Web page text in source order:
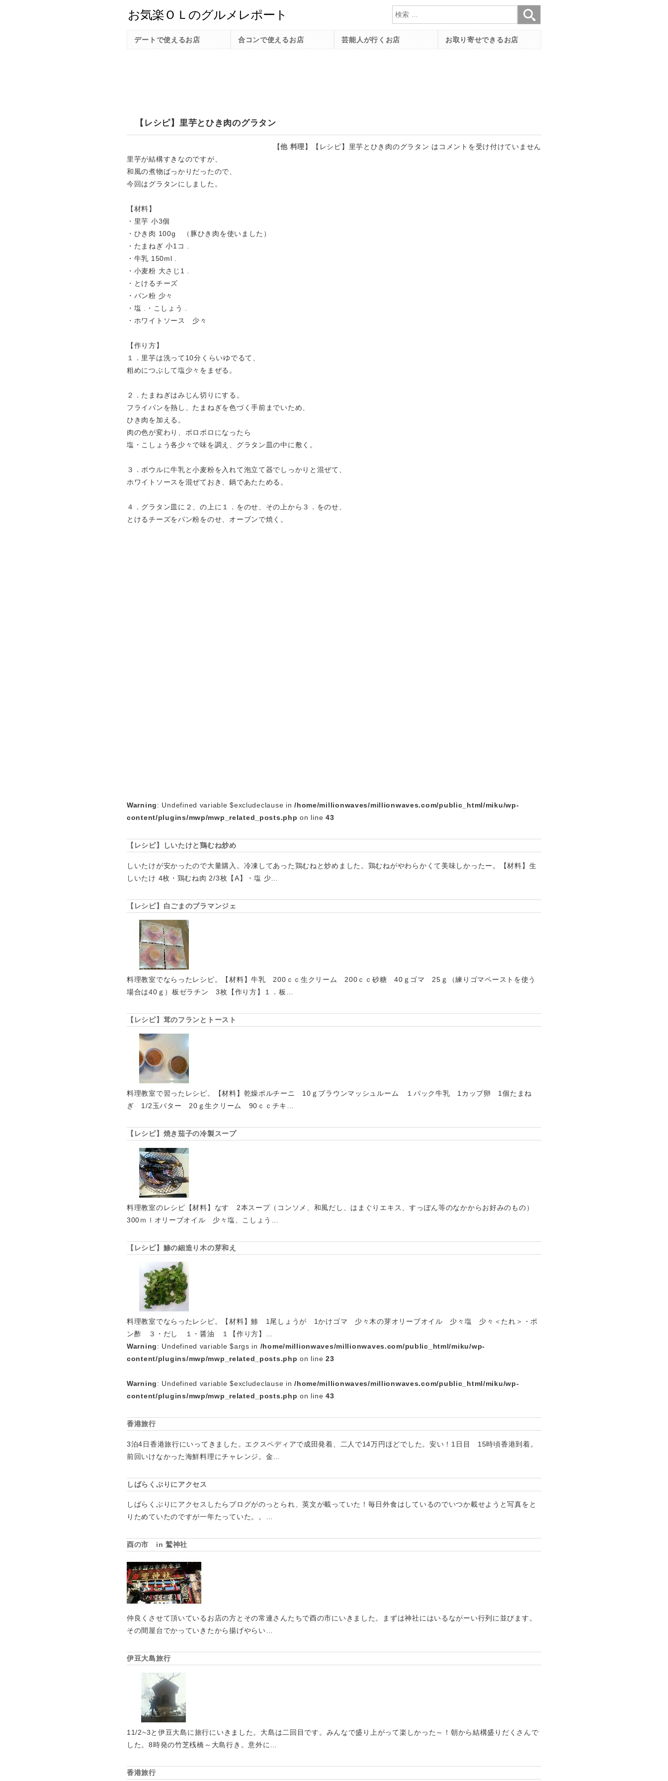
検索
【レシピ】里芋とひき肉のグラタン
【他 料理】 【レシピ】里芋とひき肉のグラタン は コメントを受け付けていません
里芋が結構すきなのですが、
和風の煮物ばっかりだったので、
今回はグラタンにしました。
【材料】
・里芋 小3個
・ひき肉 100g （豚ひき肉を使いました）
・たまねぎ 小1コ .
・牛乳 150ml .
・小麦粉 大さじ1 .
・とけるチーズ
・パン粉 少々
・塩 .・こしょう .
・ホワイトソース 少々
【作り方】
１．里芋は洗って10分くらいゆでるて、
粗めにつぶして塩少々をまぜる。
２．たまねぎはみじん切りにする。
フライパンを熱し、たまねぎを色づく手前までいため、
ひき肉を加える。
肉の色が変わり、ポロポロになったら
塩・こしょう各少々で味を調え、グラタン皿の中に敷く。
３．ボウルに牛乳と小麦粉を入れて泡立て器でしっかりと混ぜて、
ホワイトソースを混ぜておき、鍋であたためる。
４．グラタン皿に２、の上に１．をのせ、その上から３．をのせ、
とけるチーズをパン粉をのせ、オーブンで焼く。
Warning: Undefined variable $excludeclause in/home/millionwaves/millionwaves.com/public_html/miku/wp-
content/plugins/mwp/mwp_related_posts.php on line43
【レシピ】しいたけと鶏むね炒め
しいたけが安かったので大量購入。冷凍してあった鶏むねと炒めました。鶏むねがやわらかくて美味しかったー。【材料】生
しいたけ 4枚・鶏むね肉 2/3枚【A】・塩 少…
【レシピ】白ごまのブラマンジェ
料理教室でならったレシピ。【材料】牛乳 200ｃｃ生クリーム 200ｃｃ砂糖 40ｇゴマ 25ｇ（練りゴマペーストを使う
場合は40ｇ）板ゼラチン 3枚【作り方】１．板…
【レシピ】茸のフランとトースト
料理教室で習ったレシピ。【材料】乾燥ポルチーニ 10ｇブラウンマッシュルーム １パック牛乳 1カップ卵 1個たまね
ぎ 1/2玉バター 20ｇ生クリーム 90ｃｃチキ…
【レシピ】焼き茄子の冷製スープ
料理教室のレシピ【材料】なす 2本スープ（コンソメ、和風だし、はまぐりエキス、すっぽん等のなかからお好みのもの）
300ｍｌオリーブオイル 少々塩、こしょう…
【レシピ】鯵の細造り木の芽和え
料理教室でならったレシピ。【材料】鯵 1尾しょうが 1かけゴマ 少々木の芽オリーブオイル 少々塩 少々＜たれ＞・ポ
ン酢 ３・だし １・醤油 １【作り方】…
Warning: Undefined variable $args in /home/millionwaves/millionwaves.com/public_html/miku/wp-
content/plugins/mwp/mwp_related_posts.php on line23
Warning: Undefined variable $excludeclause in/home/millionwaves/millionwaves.com/public_html/miku/wp-
content/plugins/mwp/mwp_related_posts.php on line43
香港旅行
3泊4日香港旅行にいってきました。エクスペディアで成田発着、二人で14万円ほどでした。安い！1日目 15時頃香港到着。
前回いけなかった海鮮料理にチャレンジ。金…
しばらくぶりにアクセス
しばらくぶりにアクセスしたらブログがのっとられ、英文が載っていた！毎日外食はしているのでいつか載せようと写真をと
りためていたのですが一年たっていた。。…
酉の市 in 鷲神社
仲良くさせて頂いているお店の方とその常連さんたちで酉の市にいきました。まずは神社にはいるながーい行列に並びます。
その間屋台でかっていきたから揚げやらい…
伊豆大島旅行
11/2~3と伊豆大島に旅行にいきました。大島は二回目です。みんなで盛り上がって楽しかった～！朝から結構盛りだくさんで
した。8時発の竹芝桟橋～大島行き。意外に…
香港旅行
デートで使えるお店 合コンで使えるお店 芸能人が行くお店 お取り寄せできるお店